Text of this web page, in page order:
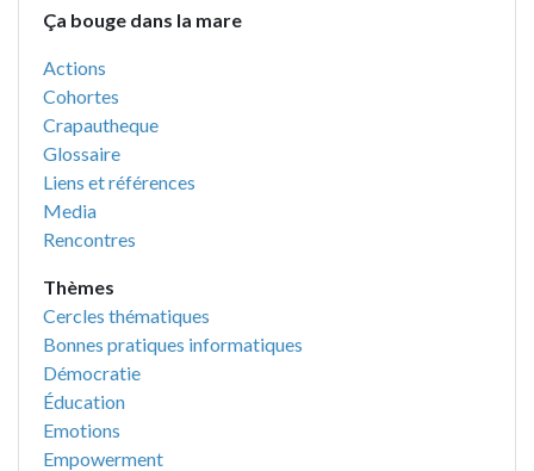
Ça bouge dans la mare
Actions
Cohortes
Crapautheque
Glossaire
Liens et références
Media
Rencontres
Thèmes
Cercles thématiques
Bonnes pratiques informatiques
Démocratie
Éducation
Emotions
Empowerment